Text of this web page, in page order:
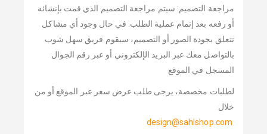
مراجعة التصميم: سيتم مراجعة التصميم الذي قمت بإنشائه
أو رفعه بعد إتمام عملية الطلب. في حال وجود أي مشاكل
تتعلق بجودة الصور أو التصميم، سيقوم فريق سهل شوب
بالتواصل معك عبر البريد الإلكتروني أو عبر رقم الجوال
المسجل في الموقع
لطلبات مخصصة، يرجى طلب عرض سعر عبر الموقع أو من
خلال